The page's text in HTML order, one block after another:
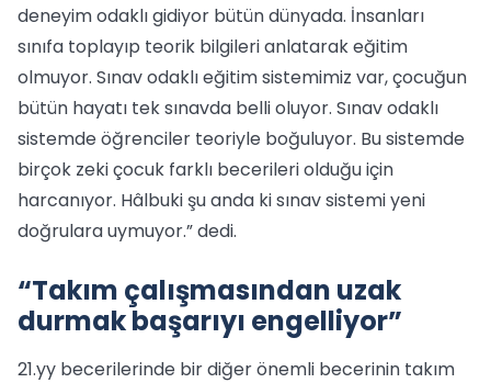
deneyim odaklı gidiyor bütün dünyada. İnsanları
sınıfa toplayıp teorik bilgileri anlatarak eğitim
olmuyor. Sınav odaklı eğitim sistemimiz var, çocuğun
bütün hayatı tek sınavda belli oluyor. Sınav odaklı
sistemde öğrenciler teoriyle boğuluyor. Bu sistemde
birçok zeki çocuk farklı becerileri olduğu için
harcanıyor. Hâlbuki şu anda ki sınav sistemi yeni
doğrulara uymuyor.” dedi.
“Takım çalışmasından uzak
durmak başarıyı engelliyor”
21.yy becerilerinde bir diğer önemli becerinin takım